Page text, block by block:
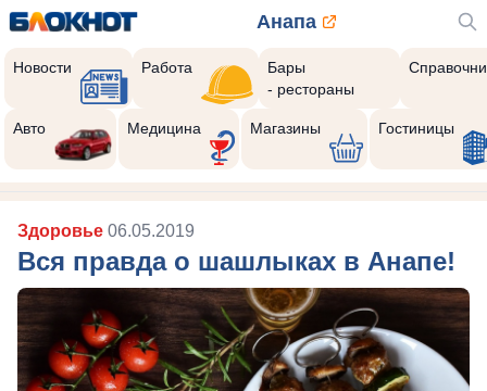
Анапа
Новости Работа
Бары
- рестораны
Авто Медицина Магазины Гостиницы
Здоровье 06.05.2019
Вся правда о шашлыках в Анапе!